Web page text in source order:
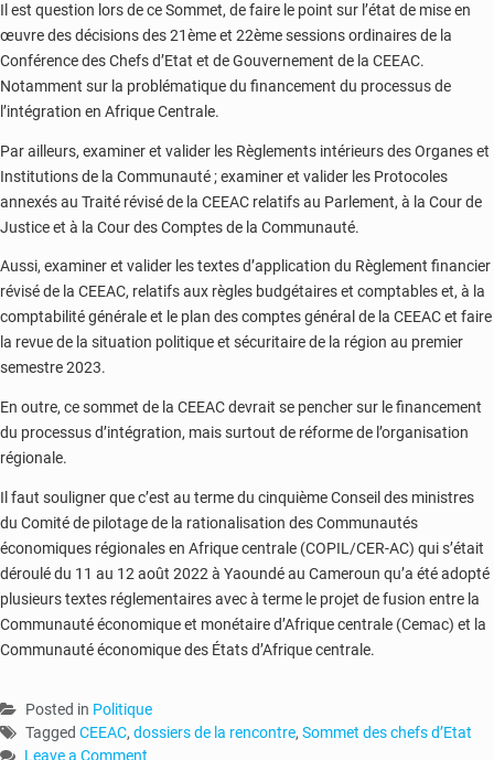
Il est question lors de ce Sommet, de faire le point sur l’état de mise en
œuvre des décisions des 21ème et 22ème sessions ordinaires de la
Conférence des Chefs d’Etat et de Gouvernement de la CEEAC.
Notamment sur la problématique du financement du processus de
l’intégration en Afrique Centrale.
Par ailleurs, examiner et valider les Règlements intérieurs des Organes et
Institutions de la Communauté ; examiner et valider les Protocoles
annexés au Traité révisé de la CEEAC relatifs au Parlement, à la Cour de
Justice et à la Cour des Comptes de la Communauté.
Aussi, examiner et valider les textes d’application du Règlement financier
révisé de la CEEAC, relatifs aux règles budgétaires et comptables et, à la
comptabilité générale et le plan des comptes général de la CEEAC et faire
la revue de la situation politique et sécuritaire de la région au premier
semestre 2023.
En outre, ce sommet de la CEEAC devrait se pencher sur le financement
du processus d’intégration, mais surtout de réforme de l’organisation
régionale.
Il faut souligner que c’est au terme du cinquième Conseil des ministres
du Comité de pilotage de la rationalisation des Communautés
économiques régionales en Afrique centrale (COPIL/CER-AC) qui s’était
déroulé du 11 au 12 août 2022 à Yaoundé au Cameroun qu’a été adopté
plusieurs textes réglementaires avec à terme le projet de fusion entre la
Communauté économique et monétaire d’Afrique centrale (Cemac) et la
Communauté économique des États d’Afrique centrale.
Posted in Politique
Tagged CEEAC, dossiers de la rencontre, Sommet des chefs d’Etat
Leave a Comment